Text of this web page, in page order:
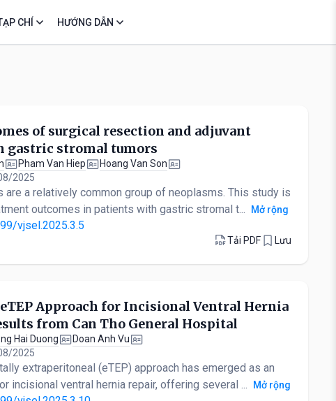
CHÍ HƯỚNG DẪN
of surgical resection and adjuvant
gastric stromal tumors
Pham Van Hiep
Hoang Van Son
2025
are a relatively common group of neoplasms. This study is
outcomes in patients with gastric stromal t...
Mở rộng
vjsel.2025.3.5
Tải PDF Lưu
Approach for Incisional Ventral Hernia
from Can Tho General Hospital
Hai Duong
Doan Anh Vu
2025
extraperitoneal (eTEP) approach has emerged as an
incisional ventral hernia repair, offering several ...
Mở rộng